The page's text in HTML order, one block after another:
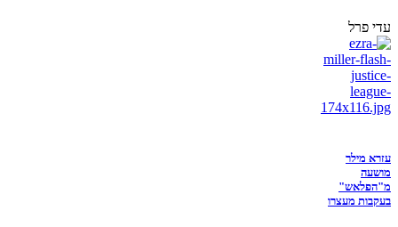
עדי פרל
עזרא מילר
מושעה
מ"הפלאש"
בעקבות מעצרו